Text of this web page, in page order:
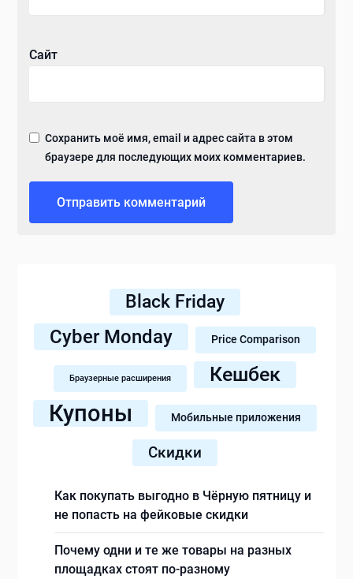
Сайт
Сохранить моё имя, email и адрес сайта в этом
браузере для последующих моих комментариев.
Black Friday
Cyber Monday Price Comparison
Браузерные расширения Кешбек
Купоны Мобильные приложения
Скидки
Как покупать выгодно в Чёрную пятницу и
не попасть на фейковые скидки
Почему одни и те же товары на разных
площадках стоят по-разному